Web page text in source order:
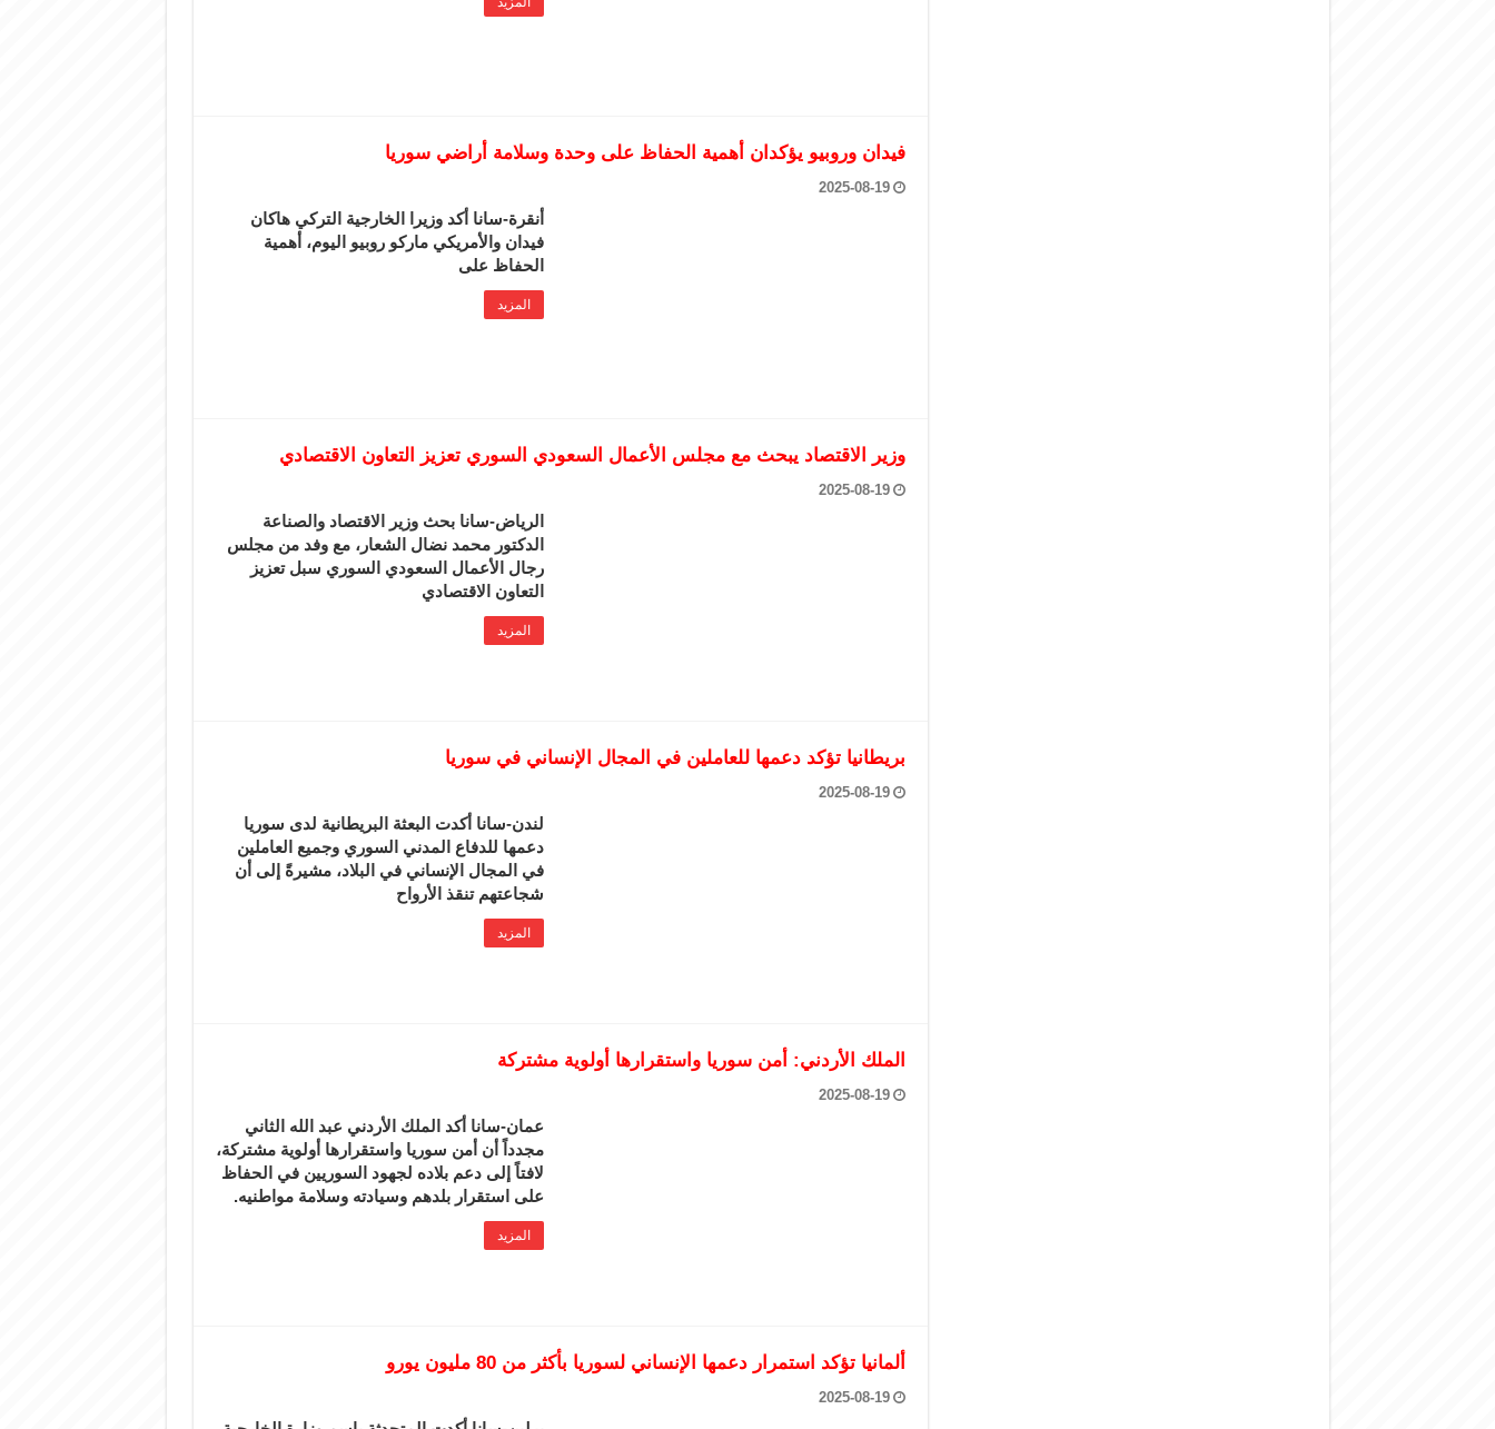
فيدان وروبيو يؤكدان أهمية الحفاظ على وحدة وسلامة أراضي سوريا
2025-08-19
أنقرة-سانا أكد وزيرا الخارجية التركي هاكان
فيدان والأمريكي ماركو روبيو اليوم، أهمية
الحفاظ على
المزيد
وزير الاقتصاد يبحث مع مجلس الأعمال السعودي السوري تعزيز التعاون الاقتصادي
2025-08-19
الرياض-سانا بحث وزير الاقتصاد والصناعة
الدكتور محمد نضال الشعار، مع وفد من مجلس
رجال الأعمال السعودي السوري سبل تعزيز
التعاون الاقتصادي
المزيد
بريطانيا تؤكد دعمها للعاملين في المجال الإنساني في سوريا
2025-08-19
لندن-سانا أكدت البعثة البريطانية لدى سوريا
دعمها للدفاع المدني السوري وجميع العاملين
في المجال الإنساني في البلاد، مشيرةً إلى أن
شجاعتهم تنقذ الأرواح
المزيد
الملك الأردني: أمن سوريا واستقرارها أولوية مشتركة
2025-08-19
عمان-سانا أكد الملك الأردني عبد الله الثاني
مجدداً أن أمن سوريا واستقرارها أولوية مشتركة،
لافتاً إلى دعم بلاده لجهود السوريين في الحفاظ
على استقرار بلدهم وسيادته وسلامة مواطنيه.
المزيد
ألمانيا تؤكد استمرار دعمها الإنساني لسوريا بأكثر من 80 مليون يورو
2025-08-19